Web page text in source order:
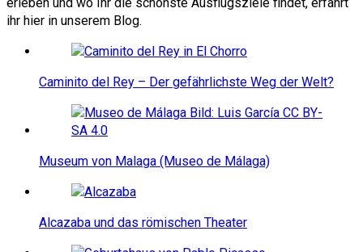
ihr hier in unserem Blog.
Caminito del Rey – Der gefährlichste Weg der Welt?
Museum von Malaga (Museo de Málaga)
Alcazaba und das römischen Theater